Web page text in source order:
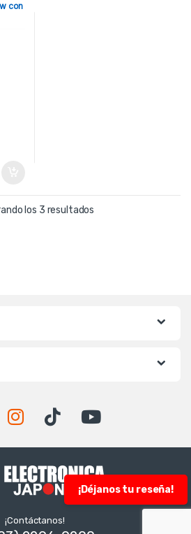
con
los 3 resultados
¡Déjanos tu reseña!
¡Contáctanos!